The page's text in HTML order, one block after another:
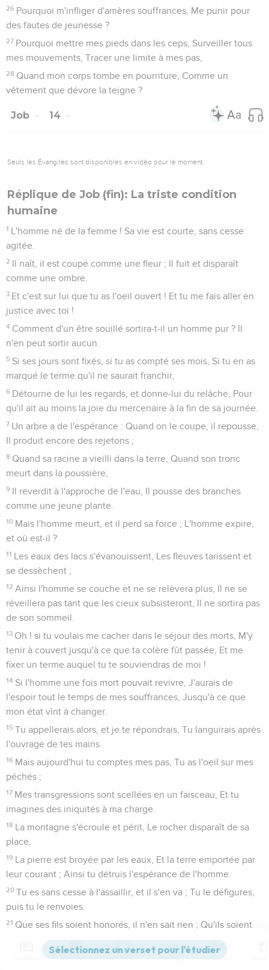
26 Pourquoi m'infliger d'amères souffrances, Me punir pour
des fautes de jeunesse ?
27 Pourquoi mettre mes pieds dans les ceps, Surveiller tous
mes mouvements, Tracer une limite à mes pas,
28 Quand mon corps tombe en pourriture, Comme un
vêtement que dévore la teigne ?
Job 14
Seuls les Évangiles sont disponibles en vidéo pour le moment.
Réplique de Job (fin): La triste condition
humaine
1 L'homme né de la femme ! Sa vie est courte, sans cesse
agitée.
2 Il naît, il est coupé comme une fleur ; Il fuit et disparaît
comme une ombre.
3 Et c'est sur lui que tu as l'oeil ouvert ! Et tu me fais aller en
justice avec toi !
4 Comment d'un être souillé sortira-t-il un homme pur ? Il
n'en peut sortir aucun.
5 Si ses jours sont fixés, si tu as compté ses mois, Si tu en as
marqué le terme qu'il ne saurait franchir,
6 Détourne de lui les regards, et donne-lui du relâche, Pour
qu'il ait au moins la joie du mercenaire à la fin de sa journée.
7 Un arbre a de l'espérance : Quand on le coupe, il repousse,
Il produit encore des rejetons ;
8 Quand sa racine a vieilli dans la terre, Quand son tronc
meurt dans la poussière,
9 Il reverdit à l'approche de l'eau, Il pousse des branches
comme une jeune plante.
10 Mais l'homme meurt, et il perd sa force ; L'homme expire,
et où est-il ?
11 Les eaux des lacs s'évanouissent, Les fleuves tarissent et
se dessèchent ;
12 Ainsi l'homme se couche et ne se relèvera plus, Il ne se
réveillera pas tant que les cieux subsisteront, Il ne sortira pas
de son sommeil.
13 Oh ! si tu voulais me cacher dans le séjour des morts, M'y
tenir à couvert jusqu'à ce que ta colère fût passée, Et me
fixer un terme auquel tu te souviendras de moi !
14 Si l'homme une fois mort pouvait revivre, J'aurais de
l'espoir tout le temps de mes souffrances, Jusqu'à ce que
mon état vînt à changer.
15 Tu appellerais alors, et je te répondrais, Tu languirais après
l'ouvrage de tes mains.
16 Mais aujourd'hui tu comptes mes pas, Tu as l'oeil sur mes
péchés ;
17 Mes transgressions sont scellées en un faisceau, Et tu
imagines des iniquités à ma charge.
18 La montagne s'écroule et périt, Le rocher disparaît de sa
place,
19 La pierre est broyée par les eaux, Et la terre emportée par
leur courant ; Ainsi tu détruis l'espérance de l'homme.
20 Tu es sans cesse à l'assaillir, et il s'en va ; Tu le défigures,
puis tu le renvoies.
21 Que ses fils soient honorés, il n'en sait rien ; Qu'ils soient
dans l'abaissement, il l'ignore.
C'est pour lui seul qu'il éprouve de la douleur en son
Versions Commentaires Strong